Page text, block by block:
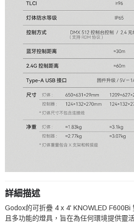
詳細描述
Godox的可折疊 4 x 4' KNOWLED F600Bi
且多功能的燈具，旨在為任何環境提供靈